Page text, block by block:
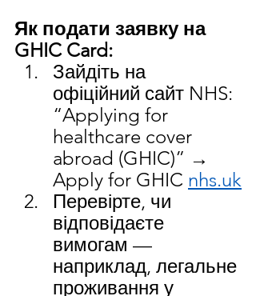
Як подати заявку на
GHIC Card:
Зайдіть на
офіційний сайт NHS:
“Applying for
healthcare cover
abroad (GHIC)” →
Apply for GHIC nhs.uk
Перевірте, чи
відповідаєте
вимогам —
наприклад, легальне
проживання у